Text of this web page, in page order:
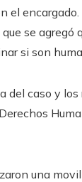
el
se
si son
del caso y